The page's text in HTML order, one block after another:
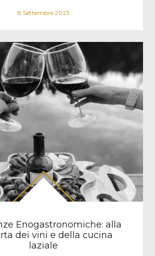
8 Settembre 2023
Enogastronomiche: alla
dei vini e della cucina
laziale